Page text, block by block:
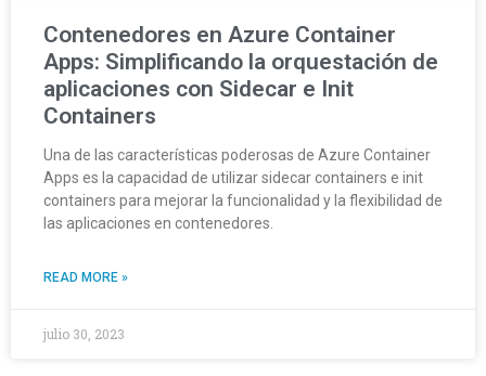
Contenedores en Azure Container
Apps: Simplificando la orquestación de
aplicaciones con Sidecar e Init
Containers
Una de las características poderosas de Azure Container
Apps es la capacidad de utilizar sidecar containers e init
containers para mejorar la funcionalidad y la flexibilidad de
las aplicaciones en contenedores.
READ MORE »
julio 30, 2023